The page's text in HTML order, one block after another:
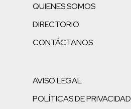
QUIENES SOMOS
DIRECTORIO
CONTÁCTANOS
AVISO LEGAL
POLÍTICAS DE PRIVACIDAD